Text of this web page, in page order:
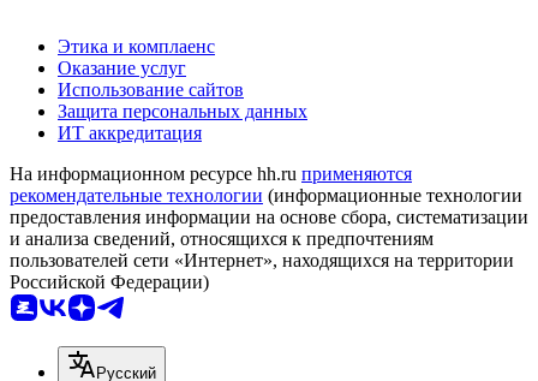
Этика и комплаенс
Оказание услуг
Использование сайтов
Защита персональных данных
ИТ аккредитация
На информационном ресурсе hh.ru применяются
рекомендательные технологии (информационные технологии
предоставления информации на основе сбора, систематизации
и анализа сведений, относящихся к предпочтениям
пользователей сети «Интернет», находящихся на территории
Российской Федерации)
Русский